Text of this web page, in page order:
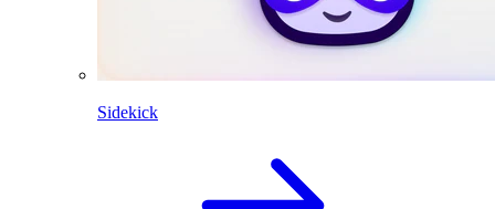
Sidekick